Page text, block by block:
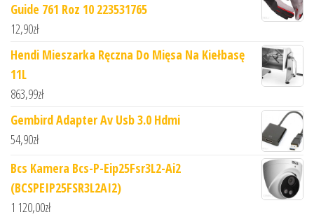
Guide 761 Roz 10 223531765
12,90zł
Hendi Mieszarka Ręczna Do Mięsa Na Kiełbasę
11L
863,99zł
Gembird Adapter Av Usb 3.0 Hdmi
54,90zł
Bcs Kamera Bcs-P-Eip25Fsr3L2-Ai2
(BCSPEIP25FSR3L2AI2)
1 120,00zł